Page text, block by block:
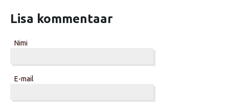
Lisa kommentaar
Nimi
E-mail